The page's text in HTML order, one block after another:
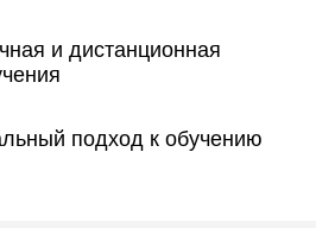
и дистанционная
подход к обучению